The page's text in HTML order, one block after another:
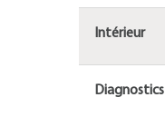
Intérieur
Diagnostics